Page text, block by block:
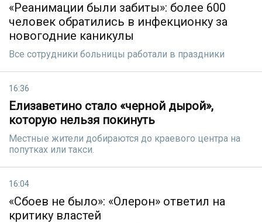
«Реанимации были забиты»: более 600
человек обратились в инфекционку за
новогодние каникулы
Все сотрудники больницы работали в праздники
16:36
Елизаветино стало «черной дырой»,
которую нельзя покинуть
Местные жители добираются до краевого центра на
попутках или такси.
16:04
«Сбоев не было»: «Олерон» ответил на
критику властей